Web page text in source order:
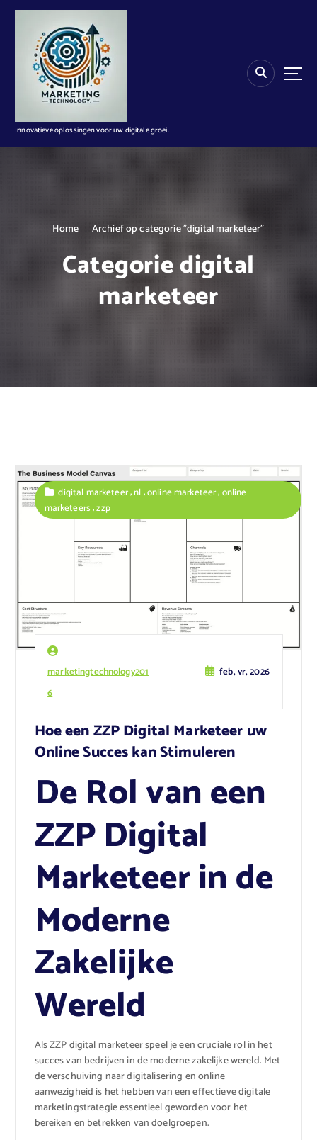
n
Innovatieve oplossingen voor uw digitale groei.
Home Archief op categorie "digital marketeer"
Categorie digital
marketeer
marketingtechnology201
6
feb, vr, 2026
digital marketeer,nl,online marketeer,online
marketeers,zzp
Hoe een ZZP Digital Marketeer uw
Online Succes kan Stimuleren
De Rol van een
ZZP Digital
Marketeer in de
Moderne
Zakelijke
Wereld
Als ZZP digital marketeer speel je een cruciale rol in het
succes van bedrijven in de moderne zakelijke wereld. Met
de verschuiving naar digitalisering en online
aanwezigheid is het hebben van een effectieve digitale
marketingstrategie essentieel geworden voor het
bereiken en betrekken van doelgroepen.